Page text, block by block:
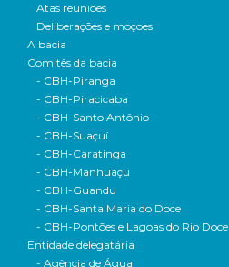
Atas reuniões
Deliberações e moçoes
A bacia
Comitês da bacia
- CBH-Piranga
- CBH-Piracicaba
- CBH-Santo Antônio
- CBH-Suaçuí
- CBH-Caratinga
- CBH-Manhuaçu
- CBH-Guandu
- CBH-Santa Maria do Doce
- CBH-Pontões e Lagoas do Rio Doce
Entidade delegatária
- Agência de Água